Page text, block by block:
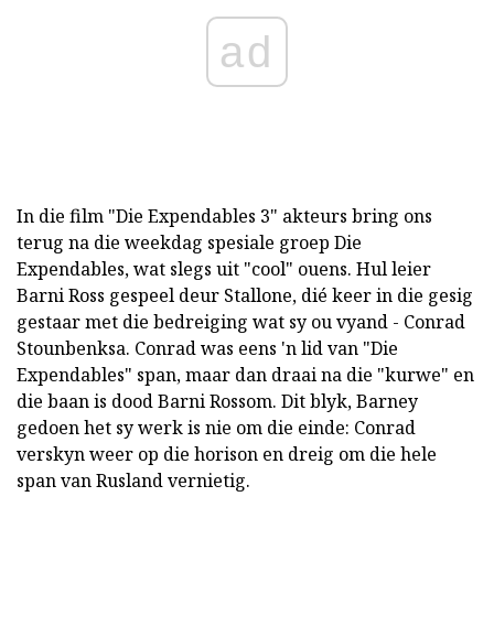
ad
In die film "Die Expendables 3" akteurs bring ons
terug na die weekdag spesiale groep Die
Expendables, wat slegs uit "cool" ouens. Hul leier
Barni Ross gespeel deur Stallone, dié keer in die gesig
gestaar met die bedreiging wat sy ou vyand - Conrad
Stounbenksa. Conrad was eens 'n lid van "Die
Expendables" span, maar dan draai na die "kurwe" en
die baan is dood Barni Rossom. Dit blyk, Barney
gedoen het sy werk is nie om die einde: Conrad
verskyn weer op die horison en dreig om die hele
span van Rusland vernietig.